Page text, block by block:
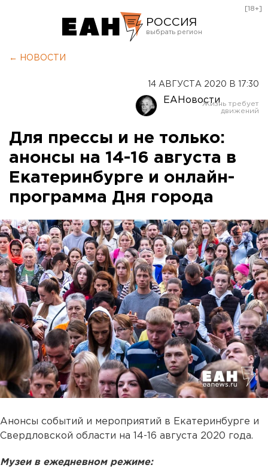
РОССИЯ
Оренбург
[18+]
← НОВОСТИ
14 АВГУСТА 2020 В 17:30
ЕАНовости
Для прессы и не только:
анонсы на 14-16 августа в
Екатеринбурге и онлайн-
программа Дня города
Анонсы событий и мероприятий в Екатеринбурге и
Свердловской области на 14-16 августа 2020 года.
Музеи в ежедневном режиме: